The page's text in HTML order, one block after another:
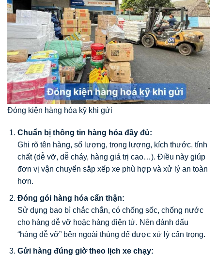
Đóng kiện hàng hóa kỹ khi gửi
Chuẩn bị thông tin hàng hóa đầy đủ:
Ghi rõ tên hàng, số lượng, trọng lượng, kích thước, tính
chất (dễ vỡ, dễ cháy, hàng giá trị cao…). Điều này giúp
đơn vị vận chuyển sắp xếp xe phù hợp và xử lý an toàn
hơn.
Đóng gói hàng hóa cẩn thận:
Sử dụng bao bì chắc chắn, có chống sốc, chống nước
cho hàng dễ vỡ hoặc hàng điện tử. Nên đánh dấu
“hàng dễ vỡ” bên ngoài thùng để được xử lý cẩn trọng.
Gửi hàng đúng giờ theo lịch xe chạy: